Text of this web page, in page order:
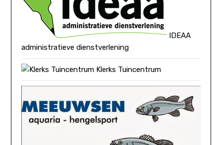
IDEAA
administratieve dienstverlening
Klerks Tuincentrum